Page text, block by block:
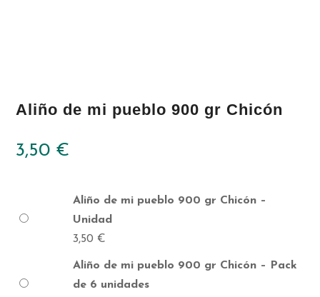
Aliño de mi pueblo 900 gr Chicón
3,50 €
Aliño de mi pueblo 900 gr Chicón –
Unidad
3,50€
Aliño de mi pueblo 900 gr Chicón – Pack
de 6 unidades